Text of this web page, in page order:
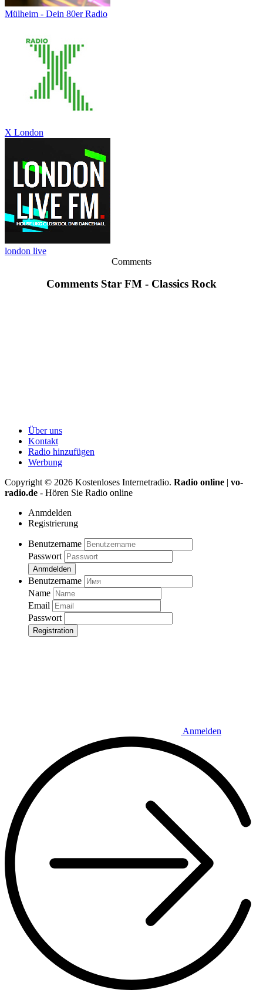
Mülheim - Dein 80er Radio
X London
london live
Comments
Comments Star FM - Classics Rock
Über uns
Kontakt
Radio hinzufügen
Werbung
Copyright © 2026 Kostenloses Internetradio. Radio online | vo-
radio.de - Hören Sie Radio online
Anmdelden
Registrierung
Benutzername
Passwort
Anmdelden
Benutzername
Name
Email
Passwort
Registration
Anmelden